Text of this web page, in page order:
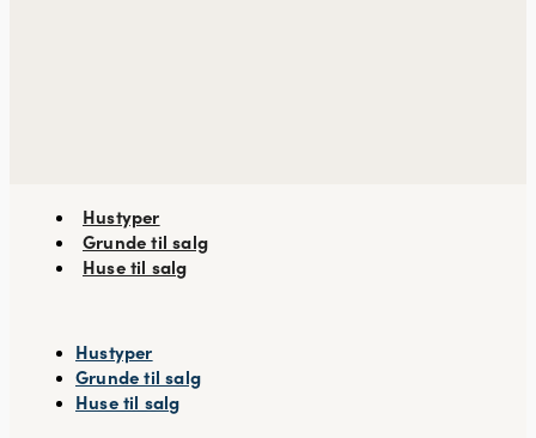
Hustyper
Grunde til salg
Huse til salg
Hustyper
Grunde til salg
Huse til salg